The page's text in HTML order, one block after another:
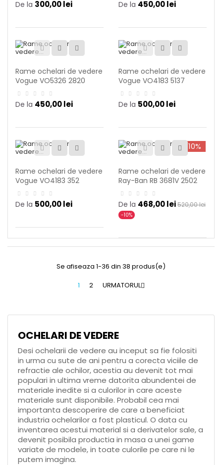
De la 300,00 lei De la 450,00 lei
Rame ochelari de vedere
Vogue VO5326 2820
De la 450,00 lei
Rame ochelari de vedere
Vogue VO4183 5137
De la 500,00 lei
Rame ochelari de vedere
Vogue VO4183 352
De la 500,00 lei
-10%
Rame ochelari de vedere
Ray-Ban RB 3681V 2502
De la 468,00 lei520,00 lei
-10%
Se afiseaza 1-36 din 38 produs(e)
1
2 URMATORUL
OCHELARI DE VEDERE
Desi ochelarii de vedere au inceput sa fie folositi
in urma cu sute de ani pentru a corecta viciile de
refractie ale ochilor, acestia au devenit tot mai
populari in ultima vreme datorita abundentei de
materiale inedite si a culorilor in care aceste
materiale sunt disponibile. Probabil cea mai
importanta descoperire de care a beneficiat
industria ochelarilor a fost plasticul. O data cu
inventarea acestui material si a derivatelor sale, a
devenit posibila productia in masa a unei game
variate de modele, in toate culorile pe care ni le
putem imagina.